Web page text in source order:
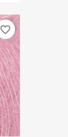
favorite_border